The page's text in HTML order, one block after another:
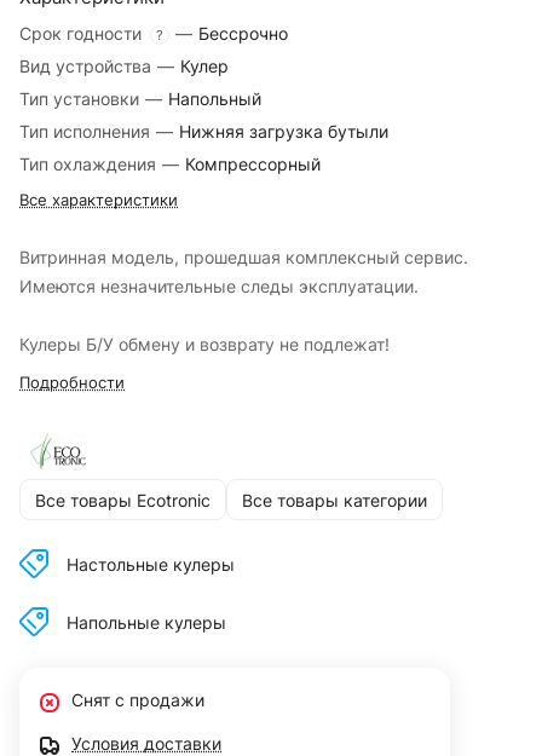
Срок годности ? — Бессрочно
Вид устройства — Кулер
Тип установки — Напольный
Тип исполнения — Нижняя загрузка бутыли
Тип охлаждения — Компрессорный
Все характеристики
Витринная модель, прошедшая комплексный сервис.
Имеются незначительные следы эксплуатации.
Кулеры Б/У обмену и возврату не подлежат!
Подробности
Все товары Ecotronic Все товары категории
Настольные кулеры
Напольные кулеры
Снят с продажи
Условия доставки